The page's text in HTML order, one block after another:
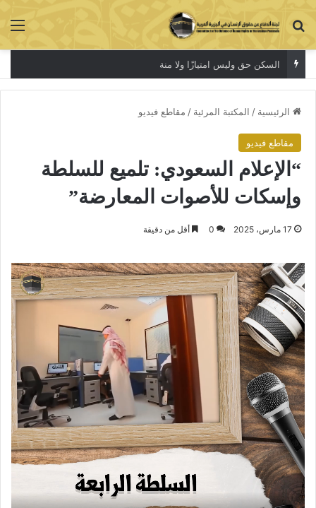
بحث عن
السكن حق وليس امتيازًا ولا منة
الرئيسية / المكتبة المرئية / مقاطع فيديو
مقاطع فيديو
“الإعلام السعودي: تلميع للسلطة
وإسكات للأصوات المعارضة”
17 مارس، 2025 0 أقل من دقيقة